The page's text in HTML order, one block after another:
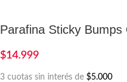
Parafina Sticky Bumps
$14.999
3 cuotas sin interés de $5.000